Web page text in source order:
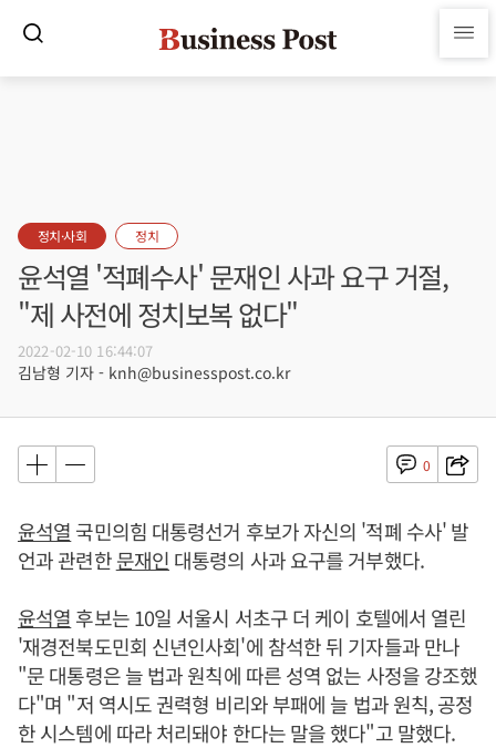
정치·사회 정치
윤석열 '적폐수사' 문재인 사과 요구 거절,
"제 사전에 정치보복 없다"
2022-02-10 16:44:07
김남형 기자 - knh@businesspost.co.kr
0
윤석열 국민의힘 대통령선거 후보가 자신의 '적폐 수사' 발
언과 관련한문재인 대통령의 사과 요구를 거부했다.
윤석열 후보는 10일 서울시 서초구 더 케이 호텔에서 열린
'재경전북도민회 신년인사회'에 참석한 뒤 기자들과 만나
"문 대통령은 늘 법과 원칙에 따른 성역 없는 사정을 강조했
다"며 "저 역시도 권력형 비리와 부패에 늘 법과 원칙, 공정
한 시스템에 따라 처리돼야 한다는 말을 했다"고 말했다.